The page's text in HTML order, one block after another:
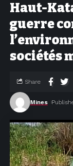
Haut-
guerre
sociétés
Mines
Share